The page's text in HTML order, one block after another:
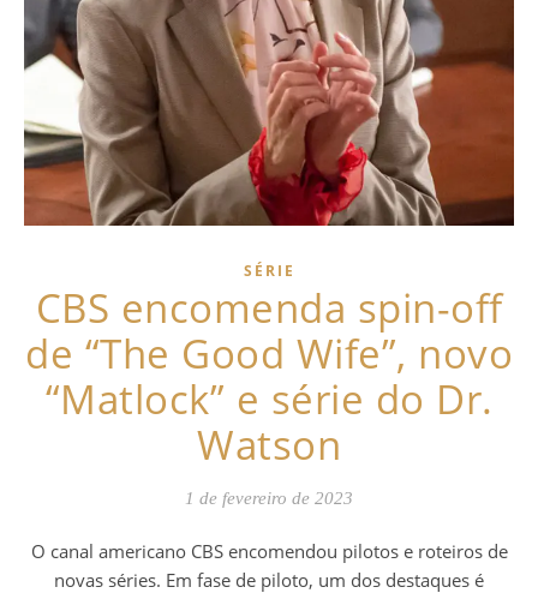
SÉRIE
CBS encomenda spin-off
de “The Good Wife”, novo
“Matlock” e série do Dr.
Watson
1 de fevereiro de 2023
O canal americano CBS encomendou pilotos e roteiros de
novas séries. Em fase de piloto, um dos destaques é